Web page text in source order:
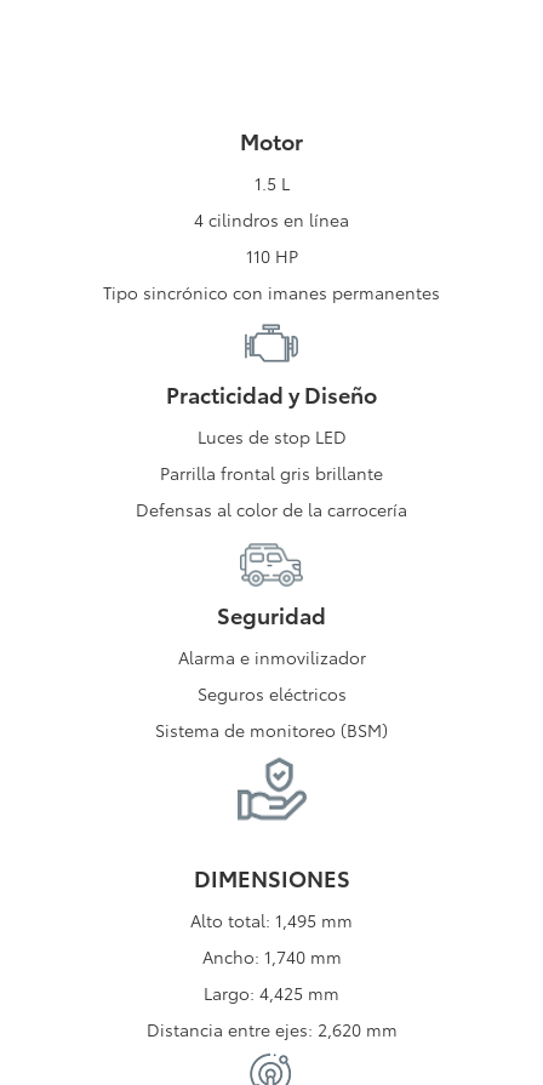
Motor
1.5 L
4 cilindros en línea
110 HP
Tipo sincrónico con imanes permanentes
Practicidad y Diseño
Luces de stop LED
Parrilla frontal gris brillante
Defensas al color de la carrocería
Seguridad
Alarma e inmovilizador
Seguros eléctricos
Sistema de monitoreo (BSM)
DIMENSIONES
Alto total: 1,495 mm
Ancho: 1,740 mm
Largo: 4,425 mm
Distancia entre ejes: 2,620 mm